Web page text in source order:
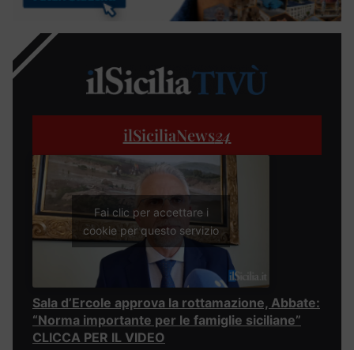
ilSiciliaNews24
Fai clic per accettare i
cookie per questo servizio
Sala d’Ercole approva la rottamazione, Abbate:
“Norma importante per le famiglie siciliane”
CLICCA PER IL VIDEO